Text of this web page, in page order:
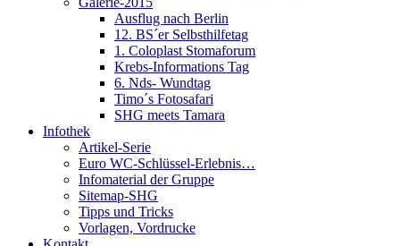
Ausflug nach Berlin
12. BS´er Selbsthilfetag
1. Coloplast Stomaforum
Krebs-Informations Tag
6. Nds- Wundtag
Timo´s Fotosafari
SHG meets Tamara
Infothek
Artikel-Serie
Euro WC-Schlüssel-Erlebnis…
Infomaterial der Gruppe
Sitemap-SHG
Tipps und Tricks
Vorlagen, Vordrucke